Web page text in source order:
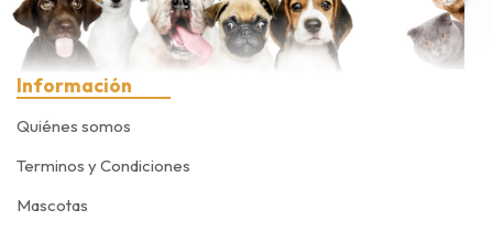
Información
Quiénes somos
Terminos y Condiciones
Mascotas